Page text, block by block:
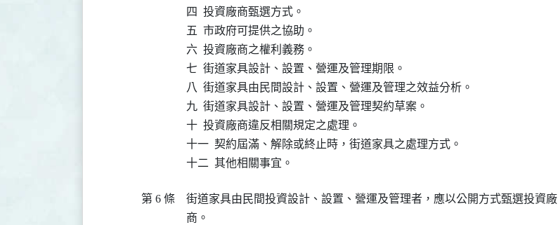
四  投資廠商甄選方式。
五  市政府可提供之協助。
六  投資廠商之權利義務。
七  街道家具設計、設置、營運及管理期限。
八  街道家具由民間設計、設置、營運及管理之效益分析。
九  街道家具設計、設置、營運及管理契約草案。
十  投資廠商違反相關規定之處理。
十一  契約屆滿、解除或終止時，街道家具之處理方式。
十二  其他相關事宜。
第 6 條
街道家具由民間投資設計、設置、營運及管理者，應以公開方式甄選投資廠
商。